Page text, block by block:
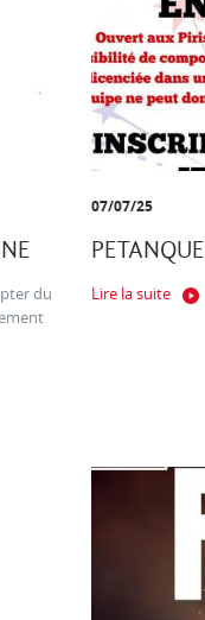
du
07/07/25
PETANQUE
Lire la suite